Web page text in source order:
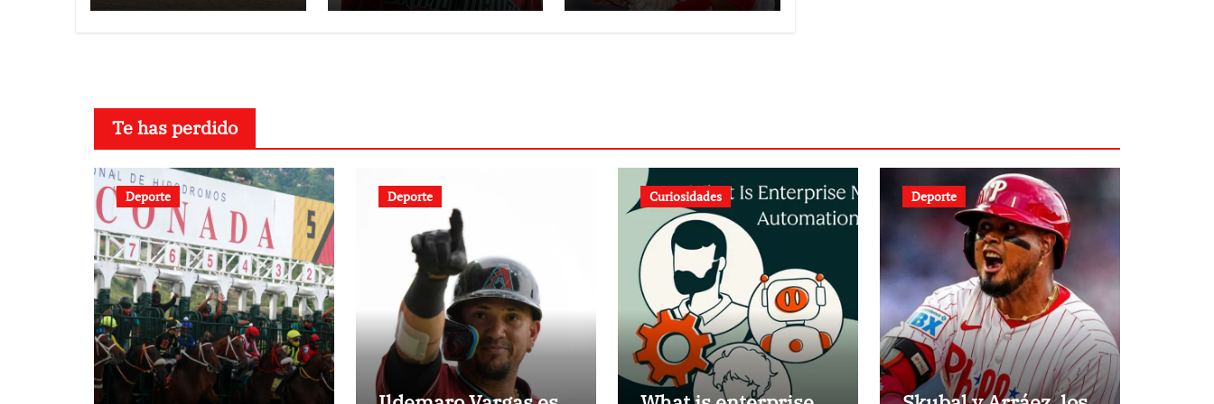
Te has perdido
Deporte Deporte Curiosidades Deporte